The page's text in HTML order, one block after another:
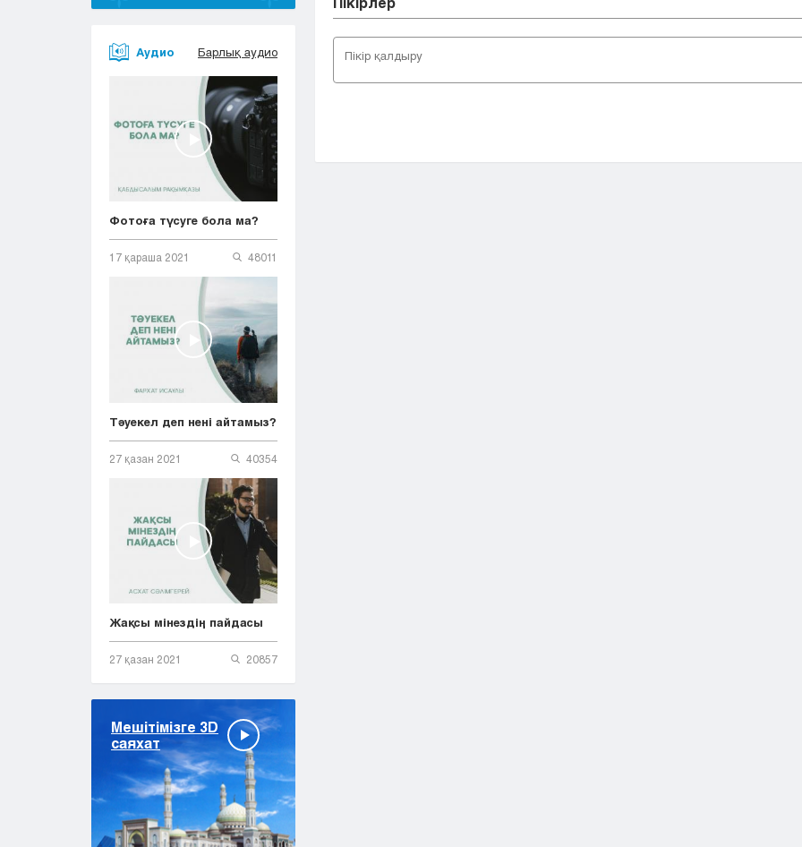
Аудио Барлық аудио
Фотоға түсуге бола ма?
17 қараша 2021 48011
Тәуекел деп нені айтамыз?
27 қазан 2021 40354
Жақсы мінездің пайдасы
27 қазан 2021 20857
Мешітімізге 3D
саяхат